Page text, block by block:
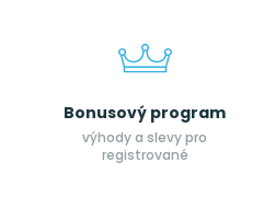
Bonusový program
výhody a slevy pro
registrované